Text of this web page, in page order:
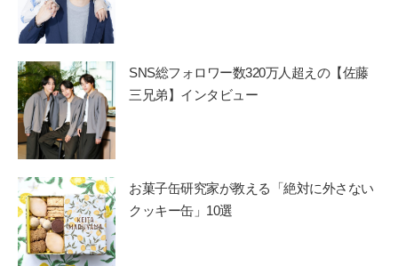
SNS総フォロワー数320万人超えの【佐藤
三兄弟】インタビュー
お菓子缶研究家が教える「絶対に外さない
クッキー缶」10選